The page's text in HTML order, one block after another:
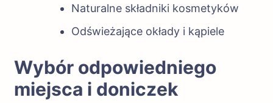
Naturalne składniki kosmetyków
Odświeżające okłady i kąpiele
Wybór odpowiedniego
miejsca i doniczek